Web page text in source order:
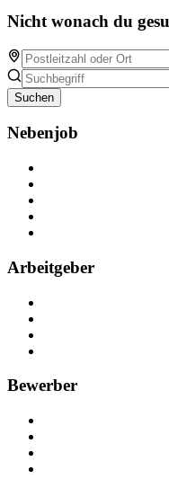
Nicht wonach du
Suchen
Nebenjob
Arbeitgeber
Bewerber